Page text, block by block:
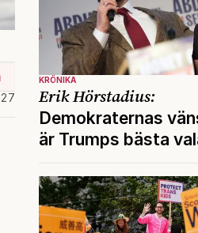
KRÖNIKA
Erik Hörstadius:
Demokraternas
är Trumps bästa